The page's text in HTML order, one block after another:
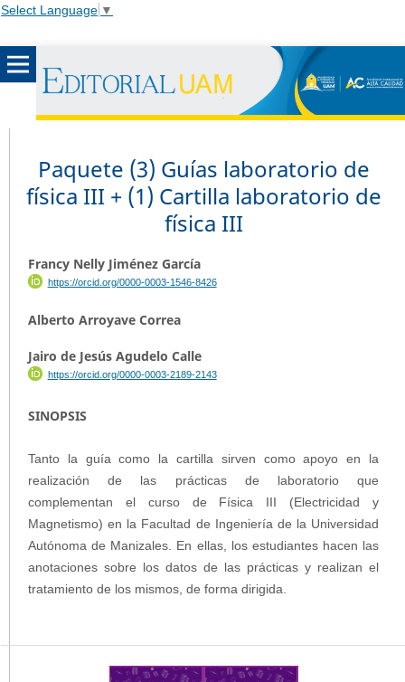
Select Language ▼
Paquete (3) Guías laboratorio de
física III + (1) Cartilla laboratorio de
física III
Francy Nelly Jiménez García
https://orcid.org/0000-0003-1546-8426
Alberto Arroyave Correa
Jairo de Jesús Agudelo Calle
https://orcid.org/0000-0003-2189-2143
SINOPSIS
Tanto la guía como la cartilla sirven como apoyo en la
realización de las prácticas de laboratorio que
complementan el curso de Física III (Electricidad y
Magnetismo) en la Facultad de Ingeniería de la Universidad
Autónoma de Manizales. En ellas, los estudiantes hacen las
anotaciones sobre los datos de las prácticas y realizan el
tratamiento de los mismos, de forma dirigida.